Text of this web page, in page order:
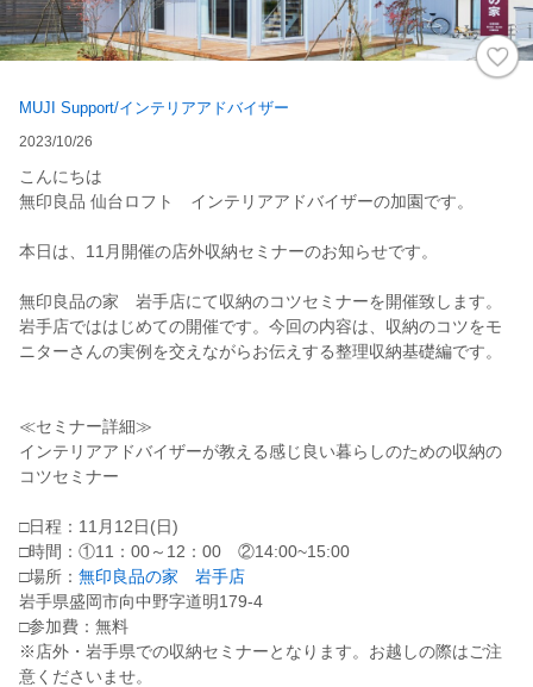
MUJI Support/インテリアアドバイザー
2023/10/26
こんにちは
無印良品 仙台ロフト インテリアアドバイザーの加園です。
本日は、11月開催の店外収納セミナーのお知らせです。
無印良品の家 岩手店にて収納のコツセミナーを開催致します。
岩手店でははじめての開催です。今回の内容は、収納のコツをモ
ニターさんの実例を交えながらお伝えする整理収納基礎編です。
≪セミナー詳細≫
インテリアアドバイザーが教える感じ良い暮らしのための収納の
コツセミナー
□日程：11月12日(日)
□時間：①11：00～12：00 ②14:00~15:00
□場所： 無印良品の家 岩手店
岩手県盛岡市向中野字道明179-4
□参加費：無料
※店外・岩手県での収納セミナーとなります。お越しの際はご注
意くださいませ。